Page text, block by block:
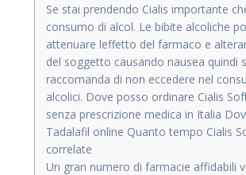
Se stai prendendo Cialis importante
consumo di alcol. Le bibite alcoliche
attenuare leffetto del farmaco e
del soggetto causando nausea quindi
raccomanda di non eccedere nel
alcolici. Dove posso ordinare Cialis
senza prescrizione medica in Italia
Tadalafil online Quanto tempo Cialis
correlate
Un gran numero di farmacie affidabili